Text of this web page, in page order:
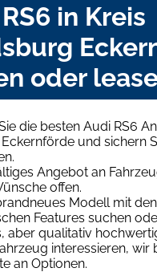
in Kreis
oder
die besten Audi RS6
und sichern
Angebot an
offen.
Modell mit
Features suchen
aber qualitativ
interessieren, wir
an Optionen.